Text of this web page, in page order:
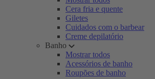
Cera fria e quente
Giletes
Cuidados com o barbear
Creme depilatório
Banho
Mostrar todos
Acessórios de banho
Roupões de banho